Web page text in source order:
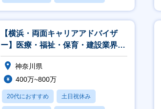
賞与あり
【横浜・両面キャリアアドバイザ
ー】医療・福祉・保育・建設業界特
化／賞与年3回／20代で年収1000万
神奈川県
400万~800万
20代におすすめ 土日祝休み